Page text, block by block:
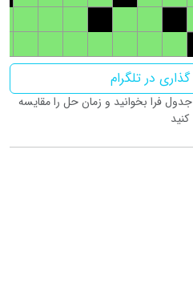
در تلگرام
فرا بخوانید و زمان حل را مقایسه
کنید